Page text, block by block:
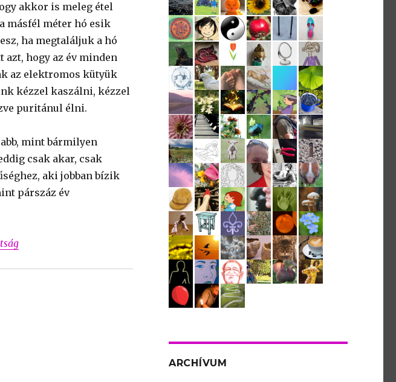
akkor is meleg étel
másfél méter hó esik
ha megtaláljuk a hó
hogy az év minden
az elektromos kütyük
kézzel kaszálni, kézzel
puritánul élni.
mint bármilyen
csak akar, csak
aki jobban bízik
párszáz év
ARCHÍVUM